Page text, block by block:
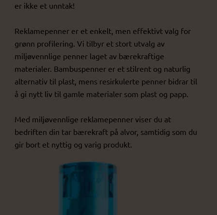
er ikke et unntak!
Reklamepenner er et enkelt, men effektivt valg for
grønn profilering. Vi tilbyr et stort utvalg av
miljøvennlige penner laget av bærekraftige
materialer. Bambuspenner er et stilrent og naturlig
alternativ til plast, mens resirkulerte penner bidrar til
å gi nytt liv til gamle materialer som plast og papp.
Med miljøvennlige reklamepenner viser du at
bedriften din tar bærekraft på alvor, samtidig som du
gir bort et nyttig og varig produkt.